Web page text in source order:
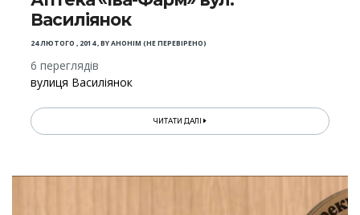
Василіянок
24 ЛЮТОГО , 2014,BYАНОНІМ (НЕ ПЕРЕВІРЕНО)
6 переглядів
вулиця Василіянок
ЧИТАТИ ДАЛІ